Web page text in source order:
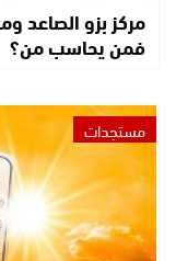
مركز بزو الصاعد
فمن يحاسب من؟
مستجدات